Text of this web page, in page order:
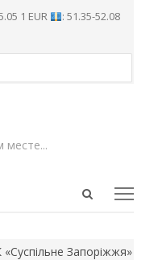
1 EUR
: 51.35-52.08
месте...
Open
Запоріжжя» на